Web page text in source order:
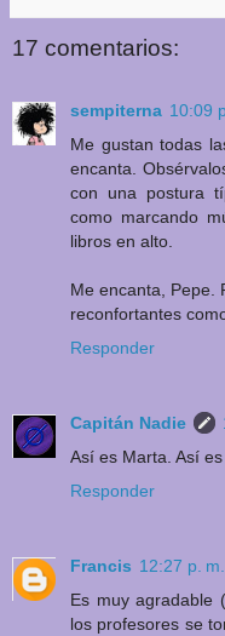
17 comentarios:
sempiterna 10:09
Me gustan todas
encanta.
con una postura
como marcando
libros en alto.
Me encanta, Pepe.
reconfortantes
Responder
Capitán Nadie
Así es Marta. Así
Responder
Francis 12:27 p. m.
Es muy agradable
los profesores se